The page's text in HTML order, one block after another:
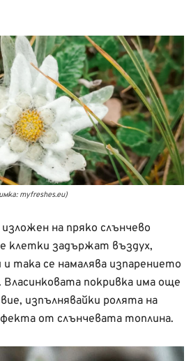
myfreshes.eu)
на пряко слънчево
клетки задържат въздух,
и така се намалява изпарението
покривка има още
изпълнявайки ролята на
от слънчевата топлина.